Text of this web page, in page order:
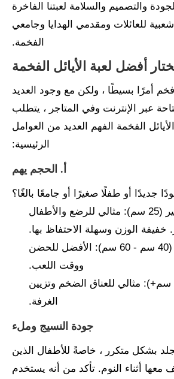
والتصميم والسلامة لعبتنا الفاخرة
للعائلات ومقدمي الهدايا وجامعي
الفخمة.
أفضل لعبة الأيائل الفخمة
أمرًا بسيطًا ، ولكن مع وجود العديد
عبر الإنترنت وفي المتاجر ، يتطلب
الأيائل الفخمة الفهم العديد من العوامل
الرئيسية:
أ. الحجم يهم
جديدًا أو طفلًا صغيرًا أو جامعًا بالغًا؟
الحجم الصغير (25 سم): مثالي للرضع والأطفال
خفيفة الوزن وسهلة الاحتفاظ بها.
متوسط ​​الحجم (40 سم - 60 سم): الأفضل للحضن
ووقت اللعب.
حجم كبير (80 سم+): مثالي للعناق الضخم وتزيين
الغرفة.
جودة النسيج وملء
بشكل متكرر ، خاصةً للأطفال الذين
معها أثناء النوم. تأكد من أنه يستخدم